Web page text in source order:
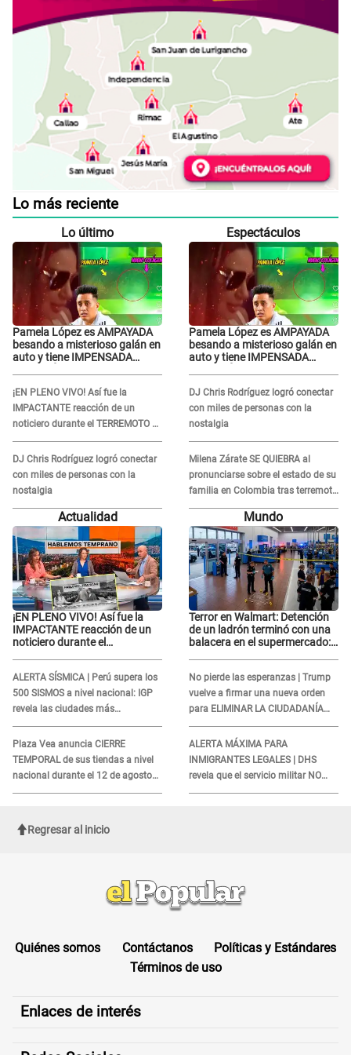
Lo más reciente
Lo último
Pamela López es AMPAYADA
besando a misterioso galán en
auto y tiene IMPENSADA
¡EN PLENO VIVO! Así fue la
IMPACTANTE reacción de un
noticiero durante el TERREMOTO de
7,4 en Colombia
DJ Chris Rodríguez logró conectar
con miles de personas con la
nostalgia
Espectáculos
Pamela López es AMPAYADA
besando a misterioso galán en
auto y tiene IMPENSADA
DJ Chris Rodríguez logró conectar
con miles de personas con la
nostalgia
Milena Zárate SE QUIEBRA al
pronunciarse sobre el estado de su
familia en Colombia tras terremoto
de 7,4: "Se han caído..."
Actualidad
¡EN PLENO VIVO! Así fue la
IMPACTANTE reacción de un
noticiero durante el
ALERTA SÍSMICA | Perú supera los
500 SISMOS a nivel nacional: IGP
revela las ciudades más
vulnerables
Plaza Vea anuncia CIERRE
TEMPORAL de sus tiendas a nivel
nacional durante el 12 de agosto
por este MOTIVO
Mundo
Terror en Walmart: Detención
de un ladrón terminó con una
balacera en el supermercado:
No pierde las esperanzas | Trump
vuelve a firmar una nueva orden
para ELIMINAR LA CIUDADANÍA
por nacimiento
ALERTA MÁXIMA PARA
INMIGRANTES LEGALES | DHS
revela que el servicio militar NO
PROTEGE a tus familiares de una
Regresar al inicio
Quiénes somos Contáctanos
Políticas y Estándares
Términos de uso
Enlaces de interés